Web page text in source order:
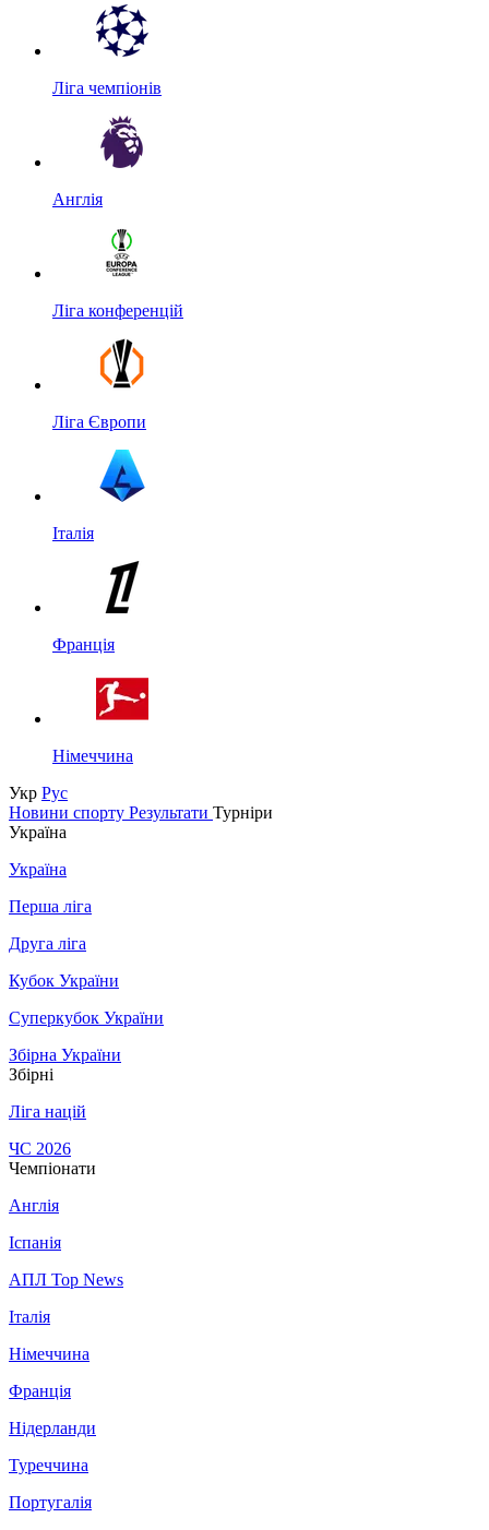
Ліга чемпіонів
Англія
Ліга конференцій
Ліга Європи
Італія
Франція
Німеччина
Укр Рус
Новини спорту Результати Турніри
Україна
Україна
Перша ліга
Друга ліга
Кубок України
Суперкубок України
Збірна України
Збірні
Ліга націй
ЧС 2026
Чемпіонати
Англія
Іспанія
АПЛ Top News
Італія
Німеччина
Франція
Нідерланди
Туреччина
Португалія